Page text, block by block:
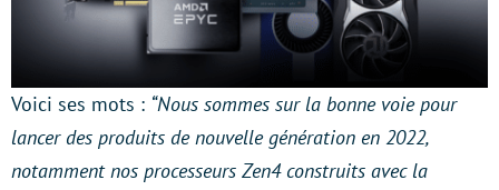
Voici ses mots : “Nous sommes sur la bonne voie pour
lancer des produits de nouvelle génération en 2022,
notamment nos processeurs Zen4 construits avec la